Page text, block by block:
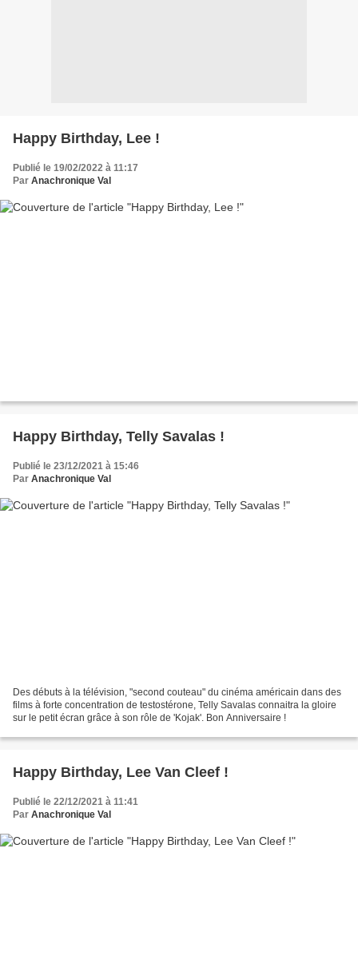
Happy Birthday, Lee !
Publié le 19/02/2022 à 11:17
Par Anachronique Val
Happy Birthday, Telly Savalas !
Publié le 23/12/2021 à 15:46
Par Anachronique Val
Des débuts à la télévision, "second couteau" du cinéma américain dans des
films à forte concentration de testostérone, Telly Savalas connaitra la gloire
sur le petit écran grâce à son rôle de 'Kojak'. Bon Anniversaire !
Happy Birthday, Lee Van Cleef !
Publié le 22/12/2021 à 11:41
Par Anachronique Val